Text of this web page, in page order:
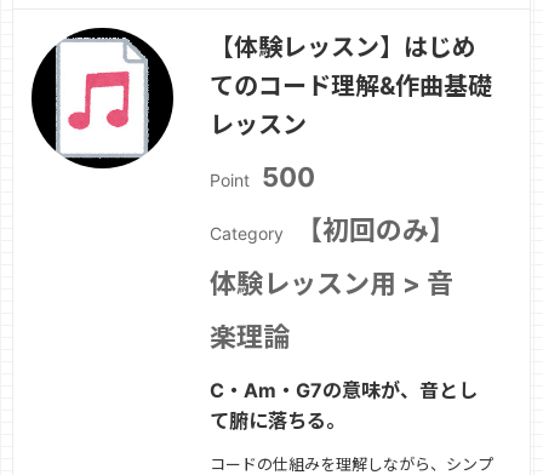
ンギング・ロングトーン・表現・曲練
習・課題整理吹奏楽・ソロ・趣味演奏、
目的に合わせて指導します。
【体験レッスン】はじめ
てのコード理解&作曲基礎
レッスン
Point 500
Category
【初回のみ】
体験レッスン用 > 音
楽理論
C・Am・G7の意味が、音とし
て腑に落ちる。
コードの仕組みを理解しながら、シンプ